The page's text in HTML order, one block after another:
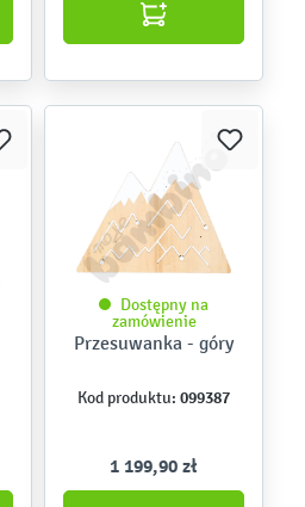
Dostępny na
zamówienie
Przesuwanka - góry
Kod produktu: 099387
1 199,90 zł